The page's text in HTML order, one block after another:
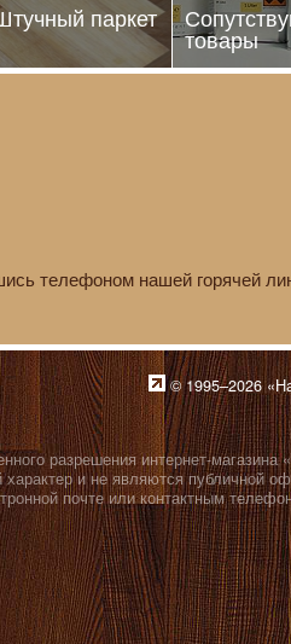
паркет
товары
телефоном нашей горячей
© 1995–2026
разрешения интернет-магазина
и не являются публичной
почте или контактным